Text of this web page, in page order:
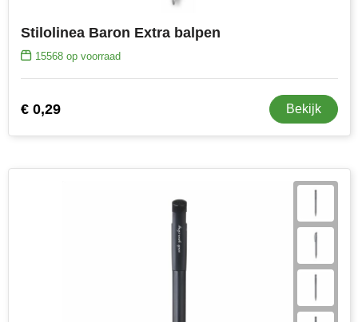
Stilolinea Baron Extra balpen
15568op voorraad
€ 0,29 Bekijk